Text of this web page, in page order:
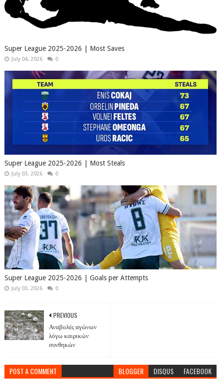
Super League 2025-2026 | Most Saves
July 04, 2026 0
Super League 2025-2026 | Most Steals
July 03, 2026 0
Super League 2025-2026 | Goals per Attempts
July 03, 2026 0
PREVIOUS
Αναβολές αγώνων
λόγω καιρικών
συνθηκών
POST A COMMENT BLOGGER DISQUS FACEBOOK